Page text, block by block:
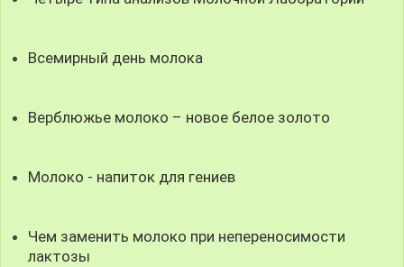
Всемирный день молока
Верблюжье молоко – новое белое золото
Молоко - напиток для гениев
Чем заменить молоко при непереносимости
лактозы